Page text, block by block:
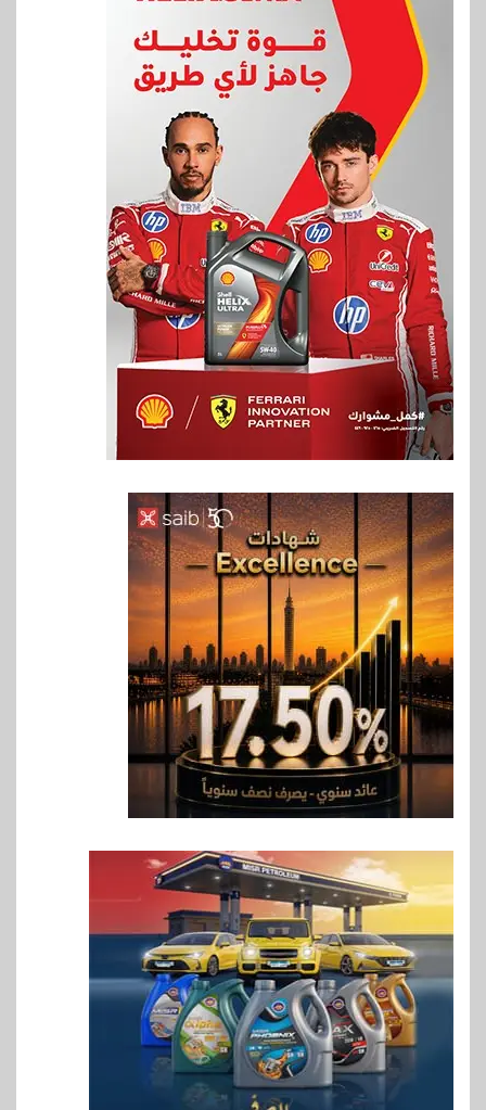
6 اخبار
فيكسد مصر و”حلول” تتشاركان
في تطوير أول منصة للسياحة
الصحية في مصر والشرق الأوسط
وأفريقيا Tour4Cure
سوق وصلة
هواوي: هاتف nova 15
Max بطارية ضخمة وتصميم متين
جهازًا مثاليًا للشباب
اقتصاد
إي اف چي فاينانس تستعرض
في سوق تحويلات المصريين
بالخارج
9
اخبار
بيان توضيحي صادر عن شركة
ناتجاس
سوق وصلة